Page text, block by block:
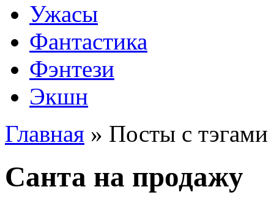
Ужасы
Фантастика
Фэнтези
Экшн
Главная » Посты с
Санта на продажу